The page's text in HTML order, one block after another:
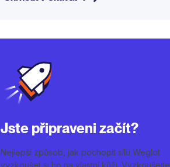
Jste připraveni začít?
Nejlepší způsob, jak pochopit sílu Weglot
vyzkoušet si ho na vlastní kůži. Vyzkoušejte